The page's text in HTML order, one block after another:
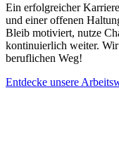
Ein erfolgreicher
und einer offenen
Bleib motiviert, nutze
kontinuierlich weiter.
beruflichen Weg!
Entdecke unsere